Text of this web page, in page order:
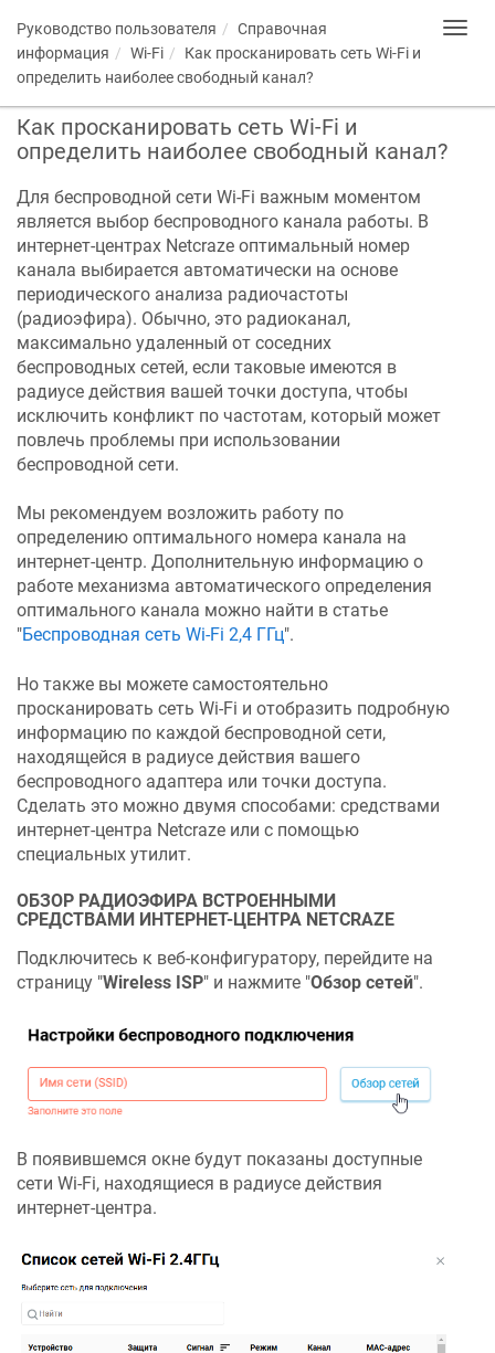
Руководство пользователя
Справочная
информация
Wi-Fi
Как просканировать сеть Wi-Fi и
определить наиболее свободный канал?
Как просканировать сеть Wi-Fi и
определить наиболее свободный канал?
Для беспроводной сети Wi-Fi важным моментом
является выбор беспроводного канала работы. В
интернет-центрах Netcraze оптимальный номер
канала выбирается автоматически на основе
периодического анализа радиочастоты
(радиоэфира). Обычно, это радиоканал,
максимально удаленный от соседних
беспроводных сетей, если таковые имеются в
радиусе действия вашей точки доступа, чтобы
исключить конфликт по частотам, который может
повлечь проблемы при использовании
беспроводной сети.
Мы рекомендуем возложить работу по
определению оптимального номера канала на
интернет-центр. Дополнительную информацию о
работе механизма автоматического определения
оптимального канала можно найти в статье
"Беспроводная сеть Wi-Fi 2,4 ГГц".
Но также вы можете самостоятельно
просканировать сеть Wi-Fi и отобразить подробную
информацию по каждой беспроводной сети,
находящейся в радиусе действия вашего
беспроводного адаптера или точки доступа.
Сделать это можно двумя способами: средствами
интернет-центра Netcraze или с помощью
специальных утилит.
ОБЗОР РАДИОЭФИРА ВСТРОЕННЫМИ
СРЕДСТВАМИ ИНТЕРНЕТ-ЦЕНТРА NETCRAZE
Подключитесь к веб-конфигуратору, перейдите на
страницу "Wireless ISP" и нажмите "Обзор сетей".
В появившемся окне будут показаны доступные
сети Wi-Fi, находящиеся в радиусе действия
интернет-центра.